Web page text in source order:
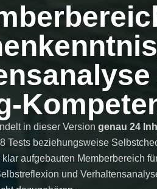
in dieser Versiongenau 24
Tests beziehungsweise
aufgebauten Memberbereich
und